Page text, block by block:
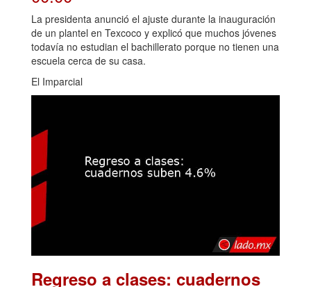
La presidenta anunció el ajuste durante la inauguración
de un plantel en Texcoco y explicó que muchos jóvenes
todavía no estudian el bachillerato porque no tienen una
escuela cerca de su casa.
El Imparcial
Regreso a clases: cuadernos